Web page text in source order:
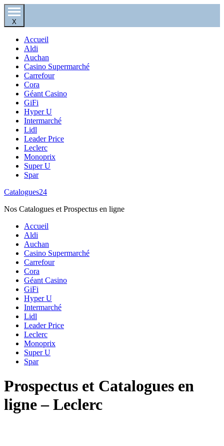
X
Accueil
Aldi
Auchan
Casino Supermarché
Carrefour
Cora
Géant Casino
GiFi
Hyper U
Intermarché
Lidl
Leader Price
Leclerc
Monoprix
Super U
Spar
Catalogues24
Nos Catalogues et Prospectus en ligne
Accueil
Aldi
Auchan
Casino Supermarché
Carrefour
Cora
Géant Casino
GiFi
Hyper U
Intermarché
Lidl
Leader Price
Leclerc
Monoprix
Super U
Spar
Prospectus et Catalogues en
ligne – Leclerc